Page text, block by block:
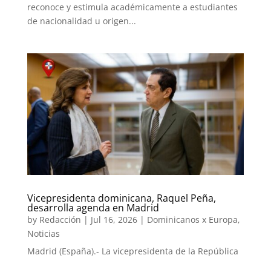
reconoce y estimula académicamente a estudiantes
de nacionalidad u origen...
Vicepresidenta dominicana, Raquel Peña,
desarrolla agenda en Madrid
by Redacción | Jul 16, 2026| Dominicanos x Europa,
Noticias
Madrid (España).- La vicepresidenta de la República